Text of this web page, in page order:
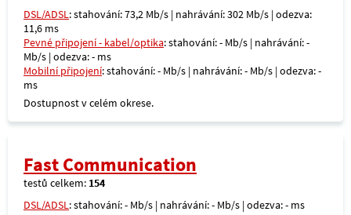
DSL/ADSL: stahování: 73,2 Mb/s | nahrávání: 302 Mb/s | odezva:
11,6 ms
Pevné připojení - kabel/optika: stahování: - Mb/s | nahrávání: -
Mb/s | odezva: - ms
Mobilní připojení: stahování: - Mb/s | nahrávání: - Mb/s | odezva: -
ms
Dostupnost v celém okrese.
Fast Communication
testů celkem: 154
DSL/ADSL: stahování: - Mb/s | nahrávání: - Mb/s | odezva: - ms